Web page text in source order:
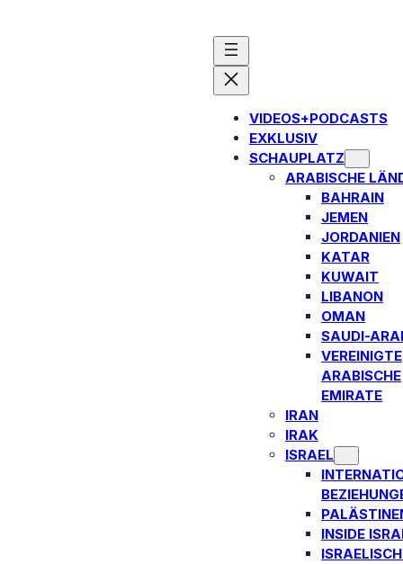
VIDEOS+PODCASTS
EXKLUSIV
SCHAUPLATZ
ARABISCHE
BAHRAIN
JEMEN
JORDANIEN
KATAR
KUWAIT
LIBANON
OMAN
SAUDI-
VEREINIGTE
ARABISCHE
EMIRATE
IRAN
IRAK
ISRAEL
INSIDE